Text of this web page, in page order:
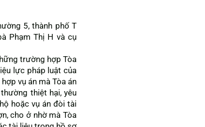
5, thành phố T
Phạm Thị H và cụ
trường hợp Tòa
lực pháp luật của
vụ án mà Tòa án
thiệt hại, yêu
hoặc vụ án đòi tài
cho ở nhờ mà Tòa